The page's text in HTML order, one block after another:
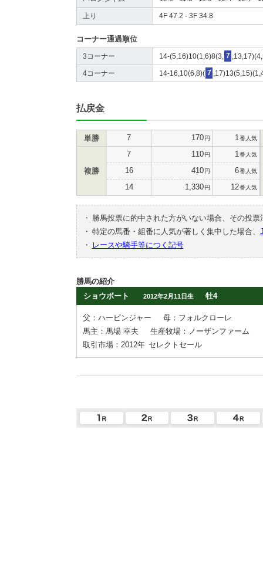
上り 4F 47.2 - 3F 34.8
コーナー通過順位
3コーナー 14-(5,16)10(1,6)8(3, 7
4コーナー 14-16,10(6,8)( 7
払戻金
単勝 7 170円 1 番人気
複勝
7 110円 1 番人気
16 410円 6番人気
14 1,330円 12番人気
・
勝馬投票に的中された方がいない場合、その投
・ 特定の馬番・組番に人気が著しく集中した場合、
・
レースや騎手等につく記号
勝馬の紹介
ショウボート
2012年2月11日生 牡4
父：ハービンジャー
母：フォルクローレ
馬主：馬場 幸夫
生産牧場：ノーザンファーム
取引市場：2012年 セレクトセール